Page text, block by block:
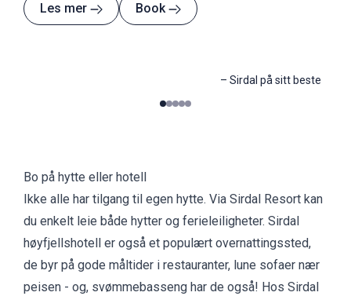
Les mer
Book
– Sirdal på sitt beste
01234
Bo på hytte eller hotell
Ikke alle har tilgang til egen hytte. Via Sirdal Resort kan
du enkelt leie både hytter og ferieleiligheter. Sirdal
høyfjellshotell er også et populært overnattingssted,
de byr på gode måltider i restauranter, lune sofaer nær
peisen - og, svømmebasseng har de også! Hos Sirdal